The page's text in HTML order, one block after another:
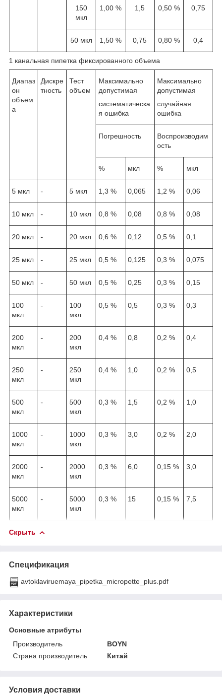
150
мкл
1,00 % 1,5 0,50 % 0,75
50 мкл 1,50 % 0,75 0,80 % 0,4
1 канальная пипетка фиксированного объема
Диапаз
он
объем
а
Дискре
тность
Тест
объем
Максимально
допустимая
систематическа
я ошибка
Максимально
допустимая
случайная
ошибка
Погрешность
Воспроизводим
ость
% мкл % мкл
5 мкл - 5 мкл 1,3 % 0,065 1,2 % 0,06
10 мкл - 10 мкл 0,8 % 0,08 0,8 % 0,08
20 мкл - 20 мкл 0,6 % 0,12 0,5 % 0,1
25 мкл - 25 мкл 0,5 % 0,125 0,3 % 0,075
50 мкл - 50 мкл 0,5 % 0,25 0,3 % 0,15
100
мкл
-
100
мкл
0,5 % 0,5 0,3 % 0,3
200
мкл
-
200
мкл
0,4 % 0,8 0,2 % 0,4
250
мкл
-
250
мкл
0,4 % 1,0 0,2 % 0,5
500
мкл
-
500
мкл
0,3 % 1,5 0,2 % 1,0
1000
мкл
-
1000
мкл
0,3 % 3,0 0,2 % 2,0
2000
мкл
-
2000
мкл
0,3 % 6,0 0,15 % 3,0
5000
мкл
-
5000
мкл
0,3 % 15 0,15 % 7,5
Скрыть
Спецификация
avtoklaviruemaya_pipetka_micropette_plus.pdf
Характеристики
Основные атрибуты
Производитель
BOYN
Страна производитель
Китай
Условия доставки